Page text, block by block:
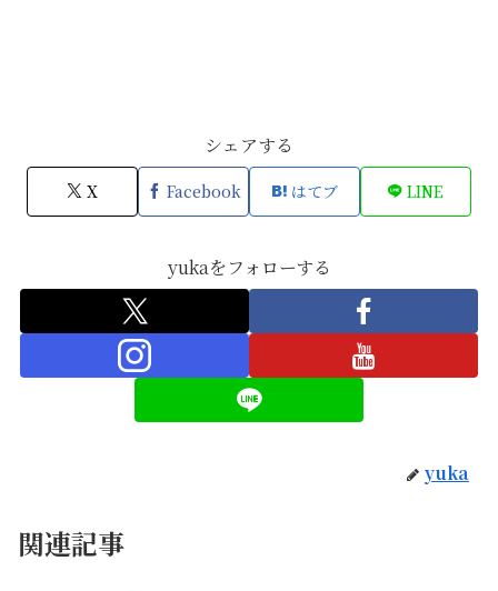
シェアする
X Facebook はてブ LINE
yukaをフォローする
yuka
関連記事